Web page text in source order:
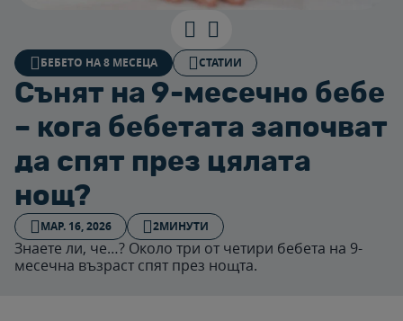
БЕБЕТО НА 8 МЕСЕЦА СТАТИИ
Сънят на 9-месечно бебе
– кога бебетата започват
да спят през цялата
нощ?
МАР. 16, 2026 2МИНУТИ
Знаете ли, че…? Около три от четири бебета на 9-
месечна възраст спят през нощта.